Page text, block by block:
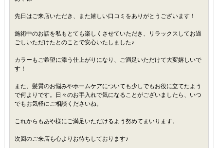
先日はご来店いただき、また嬉しい口コミをありがとうございます！
施術中のお話を私もとても楽しくさせていただき、リラックスしてお過
ごしいただけたとのことで安心いたしました♪
カラーもご希望に添う仕上がりになり、ご満足いただけて大変嬉しいで
す！
また、髪質のお悩みやホームケアについても少しでもお役に立てたよう
で何よりです。日々のお手入れで気になることがございましたら、いつ
でもお気軽にご相談くださいね。
これからもあや様にご満足いただけるよう努めてまいります。
次回のご来店も心よりお待ちしております♪